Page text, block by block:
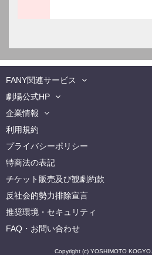
注意事項
問合せ先
その他
FANY関連サービス
劇場公式HP
企業情報
利用規約
プライバシーポリシー
特商法の表記
チケット販売及び観劇約款
反社会的勢力排除宣言
推奨環境・セキュリティ
FAQ・お問い合わせ
Copyright (c) YOSHIMOTO